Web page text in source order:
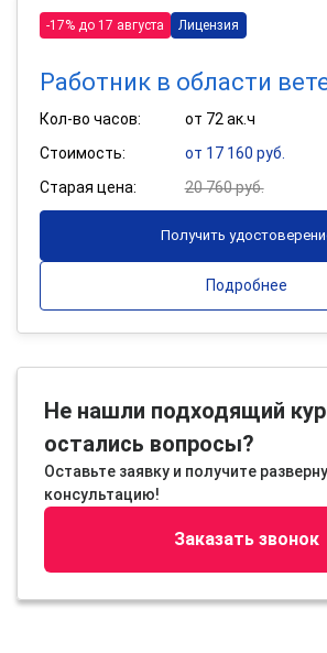
-17% до 17 августа Лицензия
Работник в области
Кол-во часов:
от 72 ак.ч
Стоимость:
от 17 160 руб.
Старая цена:
20 760 руб.
Получить
Подробнее
Не нашли подходящий
остались вопросы?
Оставьте заявку и получите
консультацию!
Заказать звонок